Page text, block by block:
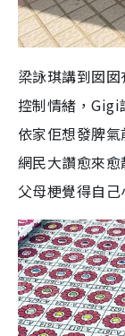
梁詠琪講到囡
控制情緒，Gigi
依家佢想發脾
網民大讚愈來愈
父母梗覺得自己